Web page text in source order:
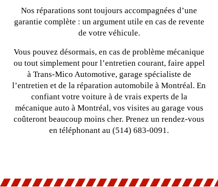
Nos réparations sont toujours accompagnées d’une
garantie complète : un argument utile en cas de revente
de votre véhicule.
Vous pouvez désormais, en cas de problème mécanique
ou tout simplement pour l’entretien courant, faire appel
à Trans-Mico Automotive, garage spécialiste de
l’entretien et de la réparation automobile à Montréal. En
confiant votre voiture à de vrais experts de la
mécanique auto à Montréal, vos visites au garage vous
coûteront beaucoup moins cher. Prenez un rendez-vous
en téléphonant au (514) 683-0091.